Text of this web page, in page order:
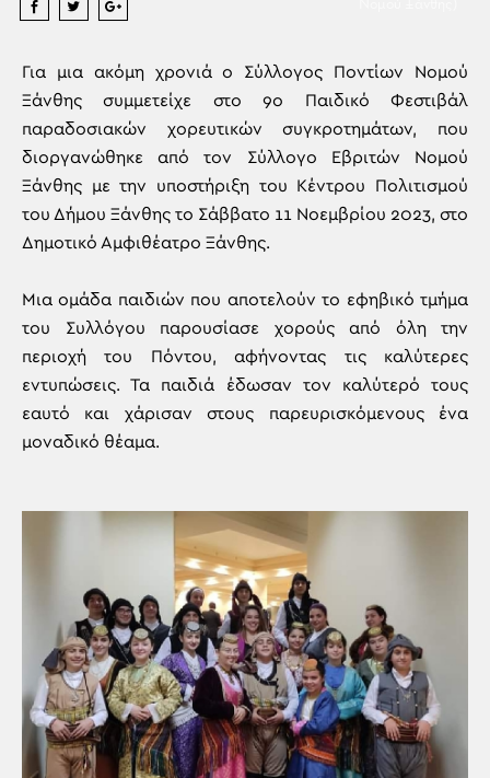
Για μια ακόμη χρονιά ο Σύλλογος Ποντίων Νομού
Ξάνθης συμμετείχε στο 9ο Παιδικό Φεστιβάλ
παραδοσιακών χορευτικών συγκροτημάτων, που
διοργανώθηκε από τον Σύλλογο Εβριτών Νομού
Ξάνθης με την υποστήριξη του Κέντρου Πολιτισμού
του Δήμου Ξάνθης το Σάββατο 11 Νοεμβρίου 2023, στο
Δημοτικό Αμφιθέατρο Ξάνθης.
Μια ομάδα παιδιών που αποτελούν το εφηβικό τμήμα
του Συλλόγου παρουσίασε χορούς από όλη την
περιοχή του Πόντου, αφήνοντας τις καλύτερες
εντυπώσεις. Τα παιδιά έδωσαν τον καλύτερό τους
εαυτό και χάρισαν στους παρευρισκόμενους ένα
μοναδικό θέαμα.